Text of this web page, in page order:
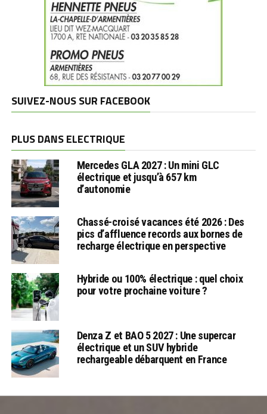
SUIVEZ-NOUS SUR FACEBOOK
PLUS DANS ELECTRIQUE
Mercedes GLA 2027 : Un mini GLC
électrique et jusqu’à 657 km
d’autonomie
Chassé-croisé vacances été 2026 : Des
pics d’affluence records aux bornes de
recharge électrique en perspective
Hybride ou 100% électrique : quel choix
pour votre prochaine voiture ?
Denza Z et BAO 5 2027 : Une supercar
électrique et un SUV hybride
rechargeable débarquent en France